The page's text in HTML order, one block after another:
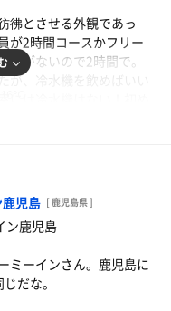
、、、
彿とさせる外観であっ
が2時間コースかフリー
間がないので2時間で。
が、冷水機を飲めばいい
ね！🧉
ティングで完全に好み
話厳禁の整いスペース
たちが1階では騒がしか
った。お店としても2階
くらいじゃないかな。中
児島 [ 鹿児島県 ]
ン鹿児島
ミーインさん。鹿児島に
だな。